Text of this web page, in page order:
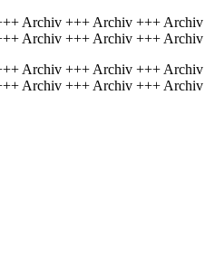
Archiv +++ Archiv +++
Archiv +++ Archiv +++
Archiv +++ Archiv +++
Archiv +++ Archiv +++